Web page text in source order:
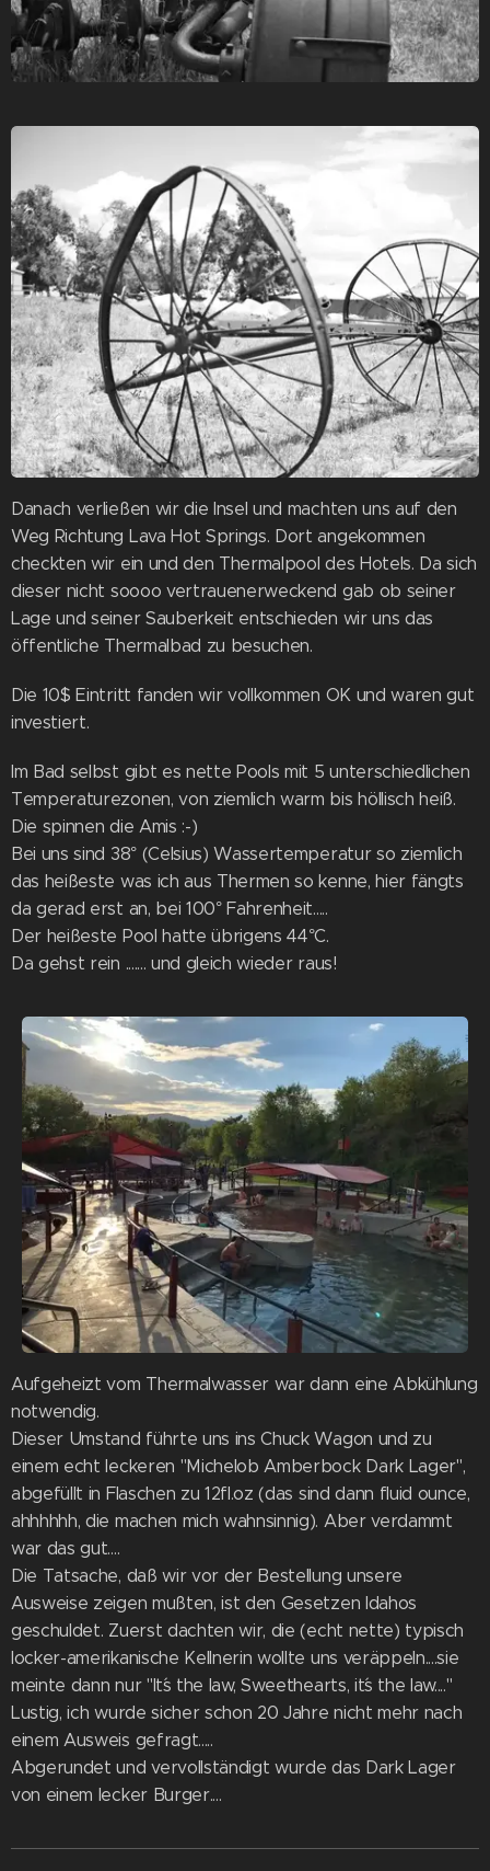
Danach verließen wir die Insel und machten uns auf den
Weg Richtung Lava Hot Springs. Dort angekommen
checkten wir ein und den Thermalpool des Hotels. Da sich
dieser nicht soooo vertrauenerweckend gab ob seiner
Lage und seiner Sauberkeit entschieden wir uns das
öffentliche Thermalbad zu besuchen.
Die 10$ Eintritt fanden wir vollkommen OK und waren gut
investiert.
Im Bad selbst gibt es nette Pools mit 5 unterschiedlichen
Temperaturezonen, von ziemlich warm bis höllisch heiß.
Die spinnen die Amis :-)
Bei uns sind 38° (Celsius) Wassertemperatur so ziemlich
das heißeste was ich aus Thermen so kenne, hier fängts
da gerad erst an, bei 100° Fahrenheit.....
Der heißeste Pool hatte übrigens 44°C.
Da gehst rein ....... und gleich wieder raus!
Aufgeheizt vom Thermalwasser war dann eine Abkühlung
notwendig.
Dieser Umstand führte uns ins Chuck Wagon und zu
einem echt leckeren "Michelob Amberbock Dark Lager",
abgefüllt in Flaschen zu 12fl.oz (das sind dann fluid ounce,
ahhhhhh, die machen mich wahnsinnig). Aber verdammt
war das gut....
Die Tatsache, daß wir vor der Bestellung unsere
Ausweise zeigen mußten, ist den Gesetzen Idahos
geschuldet. Zuerst dachten wir, die (echt nette) typisch
locker-amerikanische Kellnerin wollte uns veräppeln....sie
meinte dann nur "It´s the law, Sweethearts, it´s the law...."
Lustig, ich wurde sicher schon 20 Jahre nicht mehr nach
einem Ausweis gefragt.....
Abgerundet und vervollständigt wurde das Dark Lager
von einem lecker Burger....